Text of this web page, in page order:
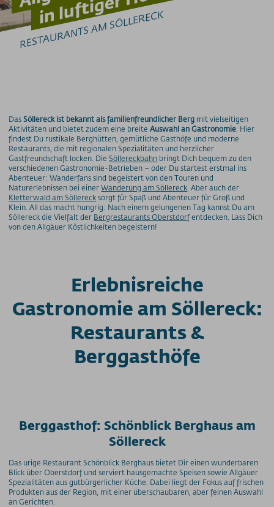
VERANSTALTUNGEN
Veranstaltungskalender
Tagungen & Feiern
Heiraten
Walserhaus
BLUMENKALENDER
Preise
Bergbahnen
Weitere Infos
RESTAURANTS AM SÖLLERECK
DasSöllereck ist bekannt als familienfreundlicher Berg mit vielseitigen
Aktivitäten und bietet zudem eine breiteAuswahl an Gastronomie . Hier
findest Du rustikale Berghütten, gemütliche Gasthöfe und moderne
Restaurants, die mit regionalen Spezialitäten und herzlicher
Gastfreundschaft locken. DieSöllereckbahn bringt Dich bequem zu den
verschiedenen Gastronomie-Betrieben – oder Du startest erstmal ins
Abenteuer: Wanderfans sind begeistert von den Touren und
Naturerlebnissen bei einerWanderung am Söllereck . Aber auch der
Kletterwald am Söllerecksorgt für Spaß und Abenteuer für Groß und
Klein. All das macht hungrig: Nach einem gelungenen Tag kannst Du am
Söllereck die Vielfalt der Bergrestaurants Oberstdorfentdecken. Lass Dich
von den Allgäuer Köstlichkeiten begeistern!
Erlebnisreiche
Gastronomie am Söllereck:
Restaurants &
Berggasthöfe
Berggasthof: Schönblick Berghaus am
Söllereck
Das urige Restaurant Schönblick Berghaus bietet Dir einen wunderbaren
Blick über Oberstdorf und serviert hausgemachte Speisen sowie Allgäuer
Spezialitäten aus gutbürgerlicher Küche. Dabei liegt der Fokus auf frischen
Produkten aus der Region, mit einer überschaubaren, aber feinen Auswahl
an Gerichten.